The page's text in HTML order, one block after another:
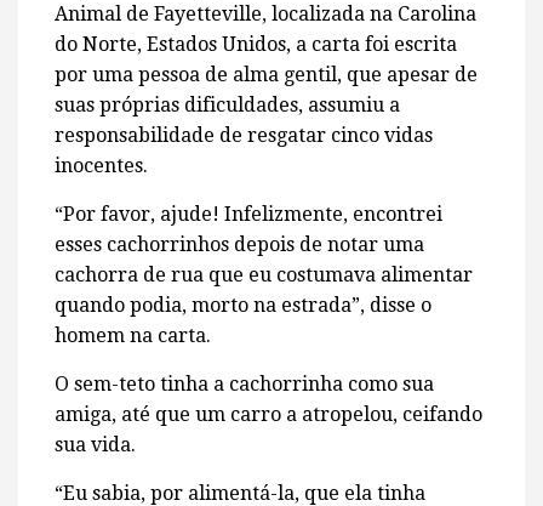
Animal de Fayetteville, localizada na Carolina
do Norte, Estados Unidos, a carta foi escrita
por uma pessoa de alma gentil, que apesar de
suas próprias dificuldades, assumiu a
responsabilidade de resgatar cinco vidas
inocentes.
“Por favor, ajude! Infelizmente, encontrei
esses cachorrinhos depois de notar uma
cachorra de rua que eu costumava alimentar
quando podia, morto na estrada”, disse o
homem na carta.
O sem-teto tinha a cachorrinha como sua
amiga, até que um carro a atropelou, ceifando
sua vida.
“Eu sabia, por alimentá-la, que ela tinha